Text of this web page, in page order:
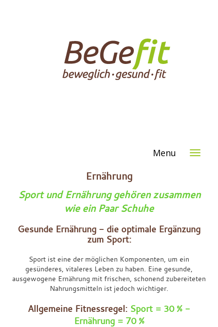
Menu
Ernährung
Sport und Ernährung gehören zusammen
wie ein Paar Schuhe
Gesunde Ernährung - die optimale Ergänzung
zum Sport:
Sport ist eine der möglichen Komponenten, um ein
gesünderes, vitaleres Leben zu haben. Eine gesunde,
ausgewogene Ernährung mit frischen, schonend zubereiteten
Nahrungsmitteln ist jedoch wichtiger.
Allgemeine Fitnessregel: Sport = 30 % -
Ernährung = 70 %